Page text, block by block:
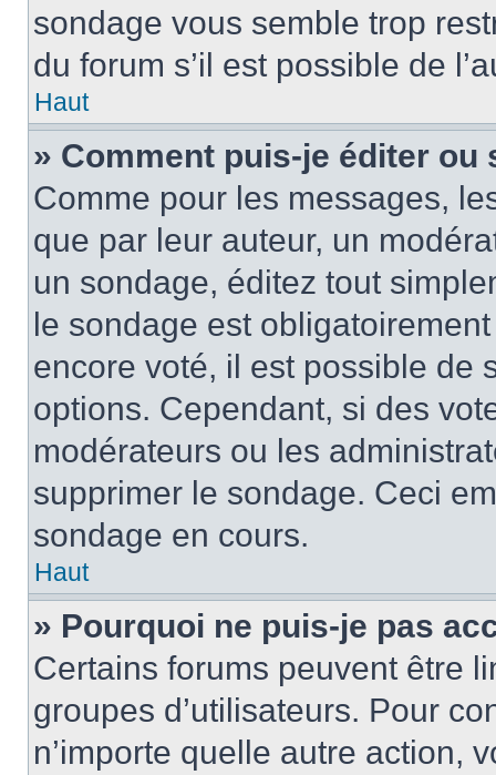
sondage vous semble trop
du forum s’il est possible de
Haut
» Comment puis-je éditer ou
Comme pour les messages,
que par leur auteur, un
un sondage, éditez tout
le sondage est
encore voté, il est possible de
options. Cependant, si des
modérateurs ou les
supprimer le sondage. Ceci
sondage en cours.
Haut
» Pourquoi ne puis-je pas
Certains forums peuvent être
groupes d’utilisateurs. Pour
n’importe quelle autre action,